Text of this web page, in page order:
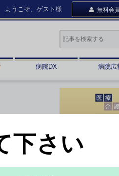
ようこそ、ゲスト様 無料会
病院DX 病院広
下さい